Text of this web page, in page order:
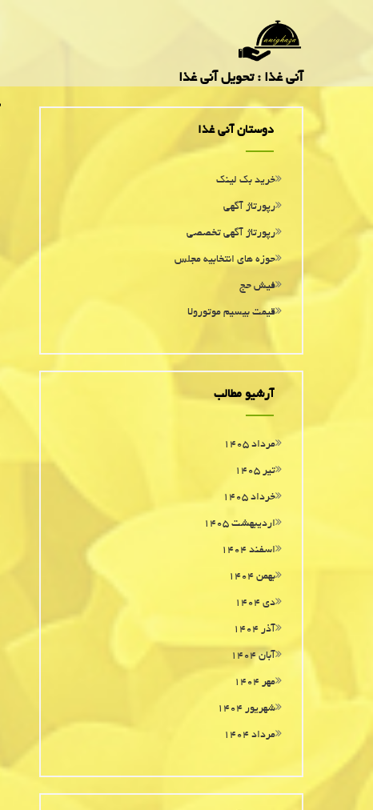
آنی غذا : تحویل آنی غذا
دوستان آنی غذا
خرید بک لینک
رپورتاژ آگهی
رپورتاژ آگهی تخصصی
حوزه های انتخابیه مجلس
فیش حج
قیمت بیسیم موتورولا
آرشیو مطالب
مرداد ۱۴۰۵
تیر ۱۴۰۵
خرداد ۱۴۰۵
اردیبهشت ۱۴۰۵
اسفند ۱۴۰۴
بهمن ۱۴۰۴
دی ۱۴۰۴
آذر ۱۴۰۴
آبان ۱۴۰۴
مهر ۱۴۰۴
شهریور ۱۴۰۴
مرداد ۱۴۰۴